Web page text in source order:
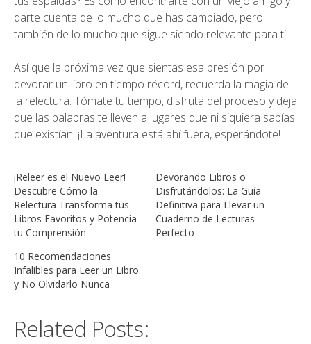
darte cuenta de lo mucho que has cambiado, pero
también de lo mucho que sigue siendo relevante para ti.
Así que la próxima vez que sientas esa presión por
devorar un libro en tiempo récord, recuerda la magia de
la relectura. Tómate tu tiempo, disfruta del proceso y deja
que las palabras te lleven a lugares que ni siquiera sabías
que existían. ¡La aventura está ahí fuera, esperándote!
¡Releer es el Nuevo Leer!
Descubre Cómo la
Relectura Transforma tus
Libros Favoritos y Potencia
tu Comprensión
Devorando Libros o
Disfrutándolos: La Guía
Definitiva para Llevar un
Cuaderno de Lecturas
Perfecto
10 Recomendaciones
Infalibles para Leer un Libro
y No Olvidarlo Nunca
Related Posts: